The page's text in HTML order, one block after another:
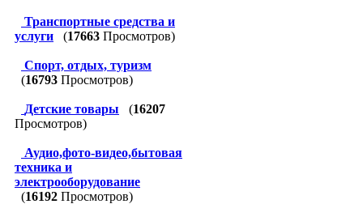
Транспортные средства и
услуги
(17663 Просмотров)
Спорт, отдых, туризм
(16793 Просмотров)
Детские товары (16207
Просмотров)
Аудио,фото-видео,бытовая
техника и
электрооборудование
(16192 Просмотров)